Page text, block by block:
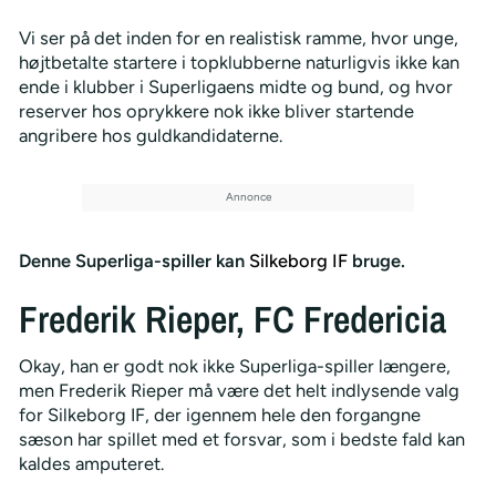
Vi ser på det inden for en realistisk ramme, hvor unge,
højtbetalte startere i topklubberne naturligvis ikke kan
ende i klubber i Superligaens midte og bund, og hvor
reserver hos oprykkere nok ikke bliver startende
angribere hos guldkandidaterne.
Denne Superliga-spiller kan Silkeborg IFbruge.
Frederik Rieper, FC Fredericia
Okay, han er godt nok ikke Superliga-spiller længere,
men Frederik Rieper må være det helt indlysende valg
for Silkeborg IF, der igennem hele den forgangne
sæson har spillet med et forsvar, som i bedste fald kan
kaldes amputeret.